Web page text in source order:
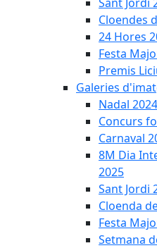
Cloendes
24 Hores
Festa
Premis
Galeries
Nadal
Concurs
Carnaval
8M Dia
2025
Sant Jordi
Cloenda
Festa
Setmana